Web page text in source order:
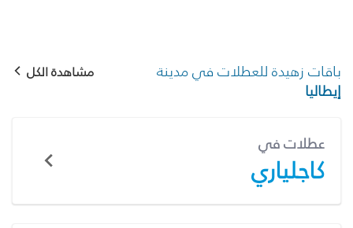
باقات زهيدة للعطلات في مدينة
إيطاليا
مشاهدة الكل
عطلات في
كاجلياري